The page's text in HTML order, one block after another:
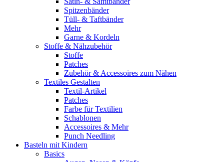
Spitzenbänder
Tüll- & Taftbänder
Mehr
Garne & Kordeln
Stoffe & Nähzubehör
Stoffe
Patches
Zubehör & Accessoires zum Nähen
Textiles Gestalten
Textil-Artikel
Patches
Farbe für Textilien
Schablonen
Accessoires & Mehr
Punch Needling
Basteln mit Kindern
Basics